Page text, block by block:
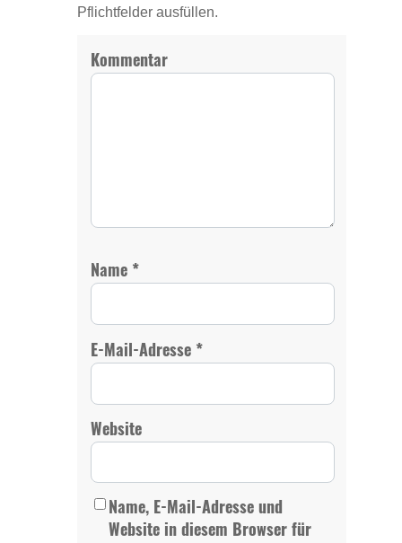
Pflichtfelder ausfüllen.
Kommentar
Name *
E-Mail-Adresse *
Website
Name, E-Mail-Adresse und
Website in diesem Browser für